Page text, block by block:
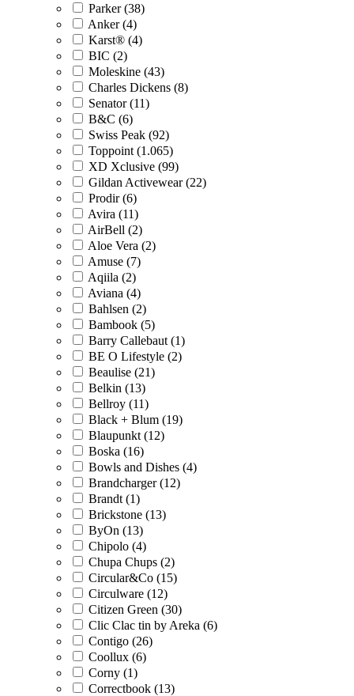
Parker (38)
Anker (4)
Karst® (4)
BIC (2)
Moleskine (43)
Charles Dickens (8)
Senator (11)
B&C (6)
Swiss Peak (92)
Toppoint (1.065)
XD Xclusive (99)
Gildan Activewear (22)
Prodir (6)
Avira (11)
AirBell (2)
Aloe Vera (2)
Amuse (7)
Aqiila (2)
Aviana (4)
Bahlsen (2)
Bambook (5)
Barry Callebaut (1)
BE O Lifestyle (2)
Beaulise (21)
Belkin (13)
Bellroy (11)
Black + Blum (19)
Blaupunkt (12)
Boska (16)
Bowls and Dishes (4)
Brandcharger (12)
Brandt (1)
Brickstone (13)
ByOn (13)
Chipolo (4)
Chupa Chups (2)
Circular&Co (15)
Circulware (12)
Citizen Green (30)
Clic Clac tin by Areka (6)
Contigo (26)
Coollux (6)
Corny (1)
Correctbook (13)